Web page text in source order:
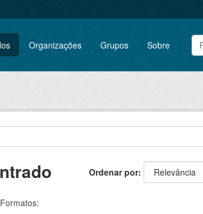
Organizações Grupos Sobre
Ordenar por
Formatos: